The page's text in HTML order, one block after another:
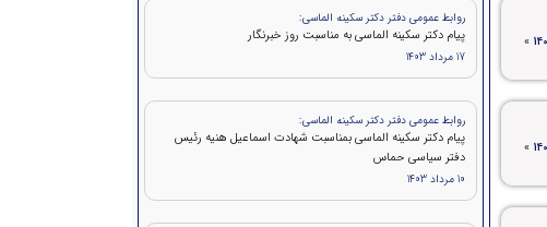
»
»
روابط عمومی دفتر دکتر سکینه الماسی:
پیام دکتر سکینه الماسی به مناسبت روز خبرنگار
17 مرداد 1403
روابط عمومی دفتر دکتر سکینه الماسی:
پيام دكتر سكينه الماسی بمناسبت شهادت اسماعیل هنیه رئیس
دفتر سیاسی حماس
10 مرداد 1403